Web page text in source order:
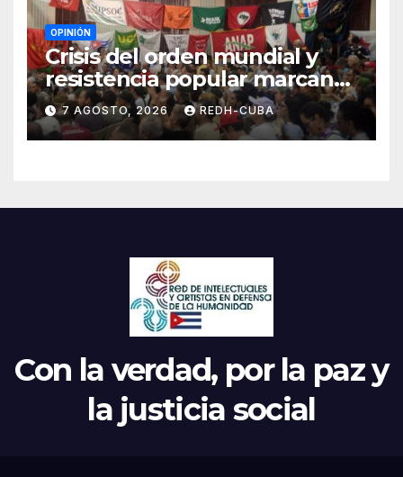
OPINIÓN
Crisis del orden mundial y
resistencia popular marcan
el inicio de la IV Asamblea
Continental de ALBA
Movimientos en Cuba
7 AGOSTO, 2026 REDH-CUBA
Con la verdad, por la paz y
la justicia social